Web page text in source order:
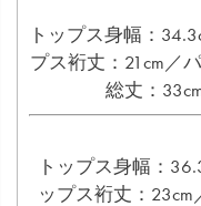
トップス身幅：
プス裄丈：21cm／
総丈：
トップス身幅：
ップス裄丈：